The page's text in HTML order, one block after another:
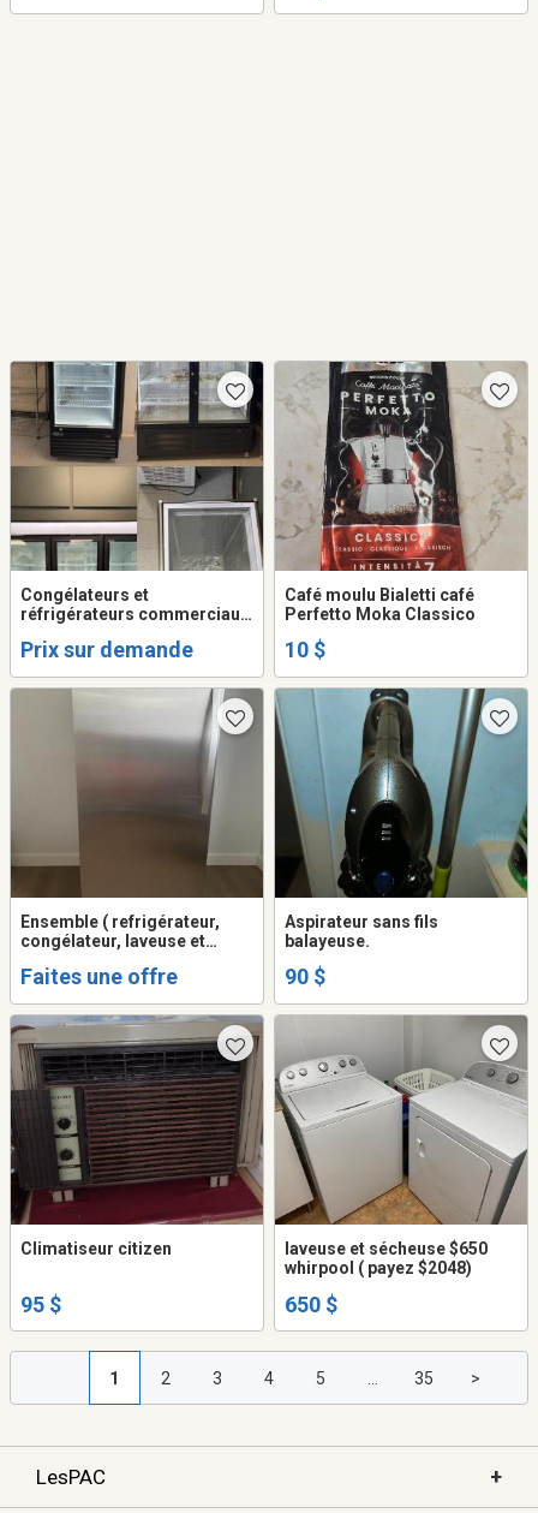
Congélateurs et
réfrigérateurs commerciaux
Prix sur demande
Café moulu Bialetti café
Perfetto Moka Classico
10 $
Ensemble ( refrigérateur,
congélateur, laveuse et
poèle)
Faites une offre
Aspirateur sans fils
balayeuse.
90 $
Climatiseur citizen
95 $
laveuse et sécheuse $650
whirpool ( payez $2048)
650 $
1 2 3 4 5 35 >
LesPAC +